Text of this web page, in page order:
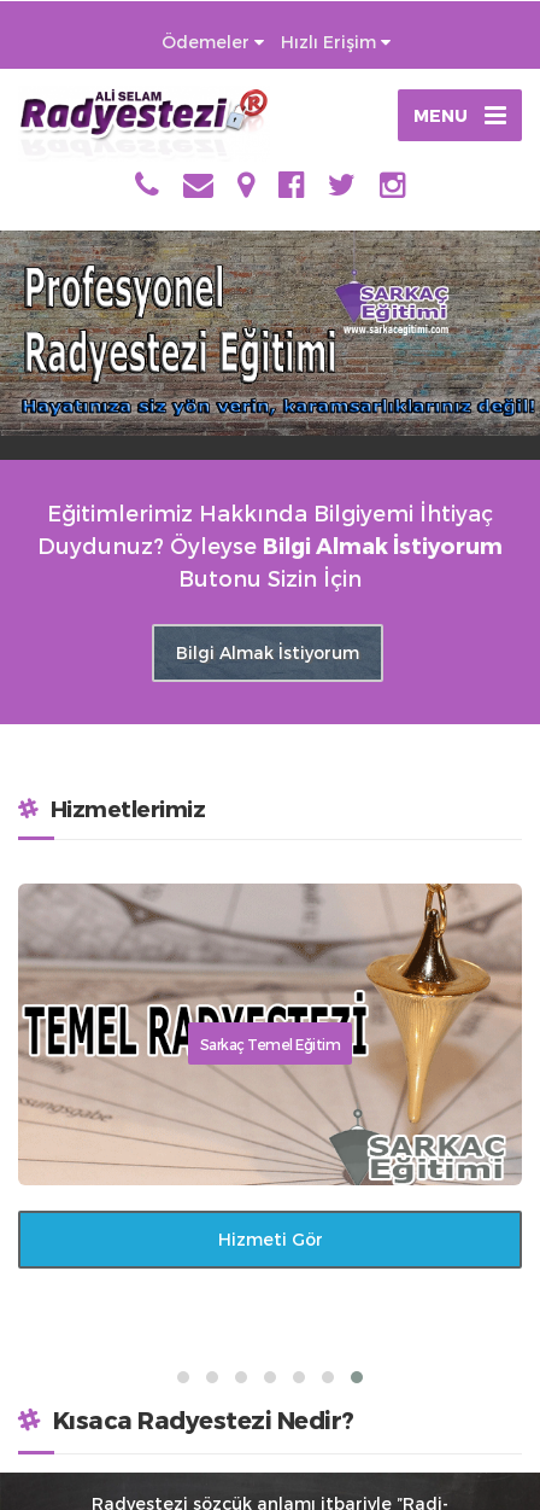
Ödemeler Hızlı Erişim
MENU
Eğitimlerimiz Hakkında Bilgiyemi İhtiyaç
Duydunuz? Öyleyse Bilgi Almak İstiyorum
Butonu Sizin İçin
Bilgi Almak İstiyorum
Hizmetlerimiz
Sarkaç Temel Eğitim
Hizmeti Gör
Kısaca Radyestezi Nedir?
Radyestezi sözcük anlamı itbariyle ”Radi-